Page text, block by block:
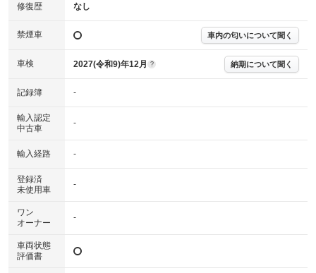
※実際にお渡しする故障診断書につきましては、形式および表示項目が異
※グー故障診断書はあくまでも実施時点での診断結果となります。将来に
わたり車両状態を担保するものではありませんので、車両情報等の詳細は
修復歴 なし
禁煙車 車内の匂いについて聞く
車検 2027(令和9)年12月 ? 納期について聞く
記録簿 -
輸入認定
中古車
-
輸入経路 -
登録済
未使用車
-
ワン
オーナー
-
車両状態
評価書